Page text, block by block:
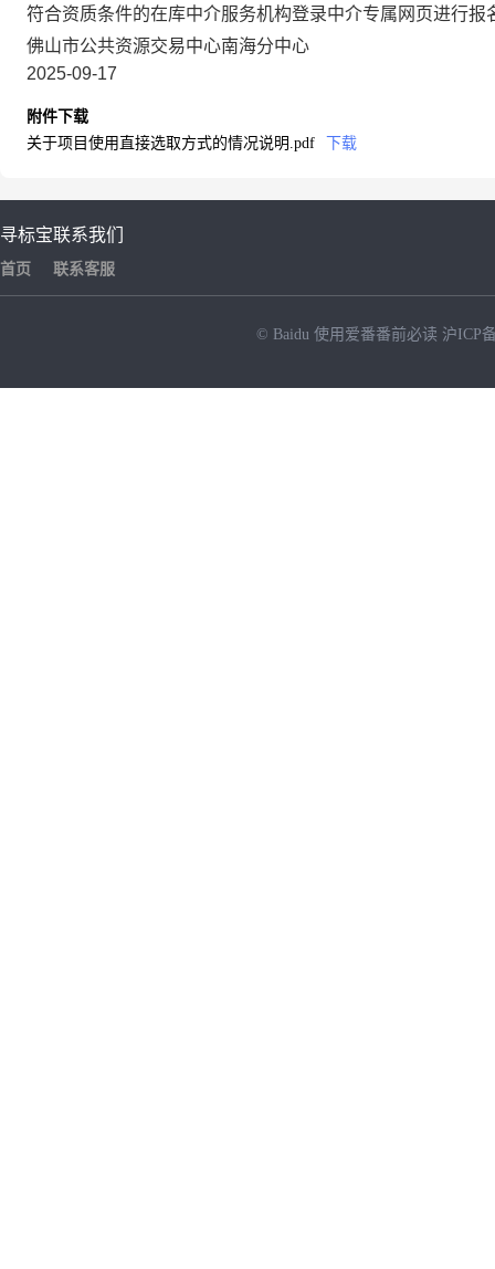
符合资质条件的在库中介服务机构登录中介专属网页进行报
佛山市公共资源交易中心南海分中心
2025-09-17
附件下载
关于项目使用直接选取方式的情况说明.pdf
下载
寻标宝
首页
联系我们
联系客服
© Baidu 使用爱番番前必读 沪ICP